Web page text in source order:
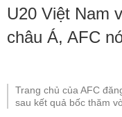
U20 Việt Nam
châu Á, AFC
Trang chủ của AFC
sau kết quả bốc thăm